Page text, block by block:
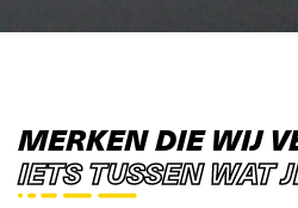
MERKEN DIE WIJ
IETS TUSSEN WAT